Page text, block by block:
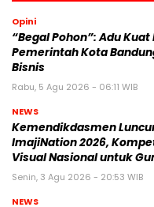
Opini
“Begal Pohon”: Adu
Pemerintah Kota
Bisnis
Rabu, 5 Agu 2026 - 06:11 WIB
NEWS
Kemendikdasmen
ImajiNation 2026,
Visual Nasional untuk
Senin, 3 Agu 2026 - 20:53 WIB
NEWS